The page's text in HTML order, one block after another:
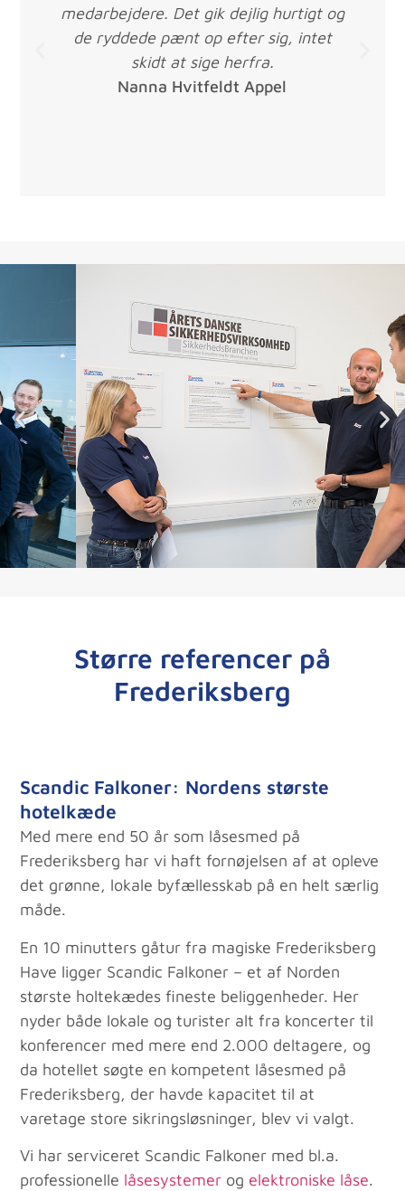
medarbejdere. Det gik dejlig hurtigt og
de ryddede pænt op efter sig, intet
skidt at sige herfra.
Nanna Hvitfeldt Appel
Større referencer på
Frederiksberg
Scandic Falkoner: Nordens største
hotelkæde
Med mere end 50 år som låsesmed på
Frederiksberg har vi haft fornøjelsen af at opleve
det grønne, lokale byfællesskab på en helt særlig
måde.
En 10 minutters gåtur fra magiske Frederiksberg
Have ligger Scandic Falkoner – et af Norden
største holtekædes fineste beliggenheder. Her
nyder både lokale og turister alt fra koncerter til
konferencer med mere end 2.000 deltagere, og
da hotellet søgte en kompetent låsesmed på
Frederiksberg, der havde kapacitet til at
varetage store sikringsløsninger, blev vi valgt.
Vi har serviceret Scandic Falkoner med bl.a.
professionelle låsesystemer og elektroniske låse.